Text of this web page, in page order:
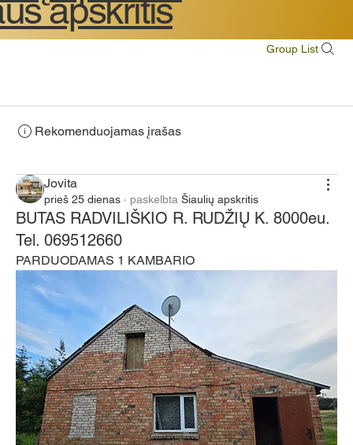
apskritis
Group List
Rekomenduojamas įrašas
Jovita
prieš 25 dienas · paskelbta Šiaulių apskritis
BUTAS RADVILIŠKIO R. RUDŽIŲ K. 8000eu.
Tel. 069512660
PARDUODAMAS 1 KAMBARIO